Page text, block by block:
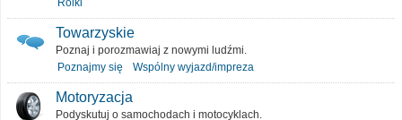
Rolki
Towarzyskie
Poznaj i porozmawiaj z nowymi ludźmi.
Poznajmy się
Wspólny wyjazd/impreza
Motoryzacja
Podyskutuj o samochodach i motocyklach.